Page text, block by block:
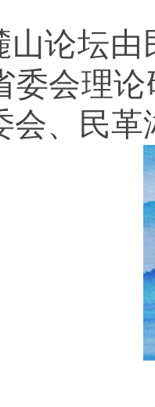
山论坛
委会理
会、民